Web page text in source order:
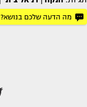
מה הדעה שלכם בנושא?